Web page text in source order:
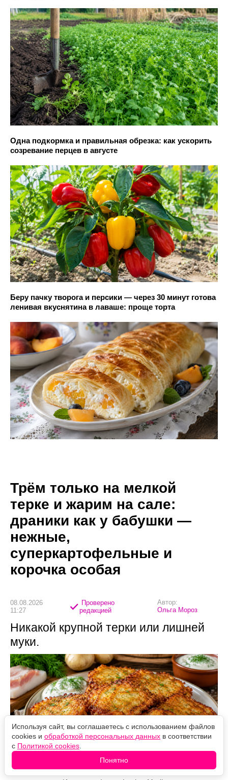
Одна подкормка и правильная обрезка: как ускорить
созревание перцев в августе
Беру пачку творога и персики — через 30 минут готова
ленивая вкуснятина в лаваше: проще торта
Трём только на мелкой
терке и жарим на сале:
драники как у бабушки —
нежные,
суперкартофельные и
корочка особая
08.08.2026
11:27
Проверено
редакцией
Автор:
Ольга Мороз
Никакой крупной терки или лишней
муки.
Используя сайт, вы соглашаетесь с использованием файлов
cookies и обработкой персональных данных в соответствии
с Политикой cookies
Понятно